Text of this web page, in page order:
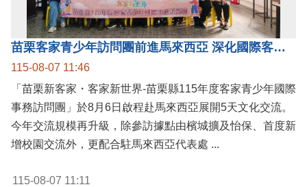
苗栗客家青少年訪問團前進馬來西亞 深化國際客家文化交流
115-08-07 11:46
「苗栗新客家・客家新世界-苗栗縣115年度客家青少年國際
事務訪問團」於8月6日啟程赴馬來西亞展開5天文化交流。
今年交流規模再升級，除參訪據點由檳城擴及怡保、首度新
增校園交流外，更配合駐馬來西亞代表處 ...
115-08-07 11:11